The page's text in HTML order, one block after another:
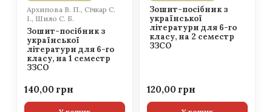
Архипова В. П., Січкар С.
І., Шило С. Б.
Зошит-посібник з
української
літератури для 6-го
класу, на 1 семестр
ЗЗСО
140,00
Зошит-посібник з
української
літератури для 6-го
класу, на 2 семестр
ЗЗСО
120,00